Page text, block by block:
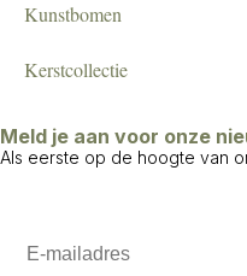
Kunstbomen
Kerstcollectie
Meld je aan voor onze
Als eerste op de hoogte van